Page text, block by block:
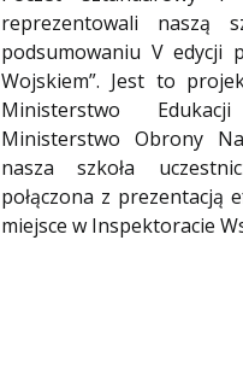
reprezentowali naszą
podsumowaniu V edycji
Wojskiem”. Jest to
Ministerstwo
Ministerstwo Obrony
nasza szkoła
połączona z prezentacją
miejsce w Inspektoracie